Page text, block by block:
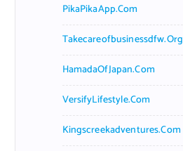
PikaPikaApp.com
Takecareofbusinessdfw.org
HamadaOfJapan.com
VersifyLifestyle.com
Kingscreekadventures.com